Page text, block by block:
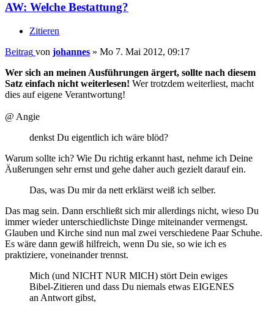
AW: Welche Bestattung?
Zitieren
Beitrag von johannes » Mo 7. Mai 2012, 09:17
Wer sich an meinen Ausführungen ärgert, sollte nach diesem
Satz einfach nicht weiterlesen! Wer trotzdem weiterliest, macht
dies auf eigene Verantwortung!
@ Angie
denkst Du eigentlich ich wäre blöd?
Warum sollte ich? Wie Du richtig erkannt hast, nehme ich Deine
Äußerungen sehr ernst und gehe daher auch gezielt darauf ein.
Das, was Du mir da nett erklärst weiß ich selber.
Das mag sein. Dann erschließt sich mir allerdings nicht, wieso Du
immer wieder unterschiedlichste Dinge miteinander vermengst.
Glauben und Kirche sind nun mal zwei verschiedene Paar Schuhe.
Es wäre dann gewiß hilfreich, wenn Du sie, so wie ich es
praktiziere, voneinander trennst.
Mich (und NICHT NUR MICH) stört Dein ewiges
Bibel-Zitieren und dass Du niemals etwas EIGENES
an Antwort gibst,